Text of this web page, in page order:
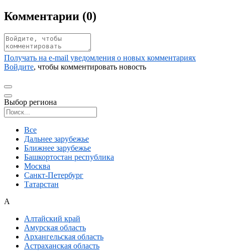
Комментарии (0)
Получать на e‑mail уведомления о новых комментариях
Войдите, чтобы комментировать новость
Выбор региона
Все
Дальнее зарубежье
Ближнее зарубежье
Башкортостан республика
Москва
Санкт-Петербург
Татарстан
А
Алтайский край
Амурская область
Архангельская область
Астраханская область